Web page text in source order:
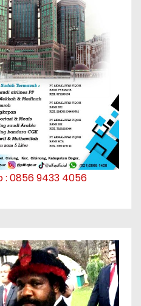
: 0856 9433 4056